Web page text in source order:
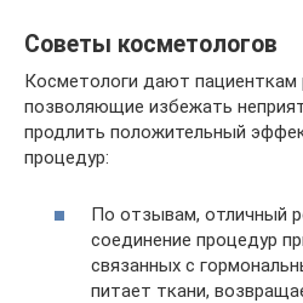
Советы косметологов
Косметологи дают пациенткам
позволяющие избежать
продлить положительный
процедур:
По отзывам, отличный
соединение процедур
связанных с
питает ткани,